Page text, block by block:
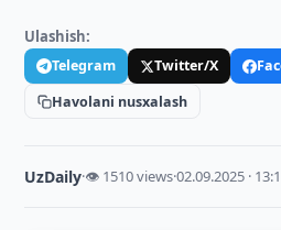
Ulashish:
Telegram Twitter/X
Havolani nusxalash
UzDaily·👁 1510 views·02.09.2025 ·